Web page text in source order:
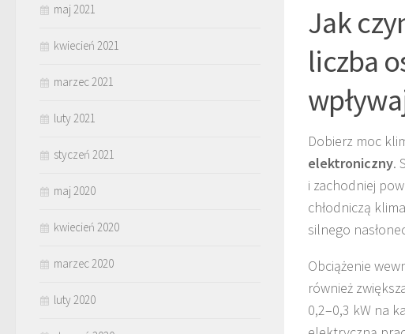
Jak
liczba
Dobierz moc
elektroniczny.
i zachodniej
chłodniczą
silnego
Obciążenie
również
0,2–0,3 kW na
maj 2021
kwiecień 2021
marzec 2021
luty 2021
styczeń 2021
maj 2020
kwiecień 2020
marzec 2020
luty 2020